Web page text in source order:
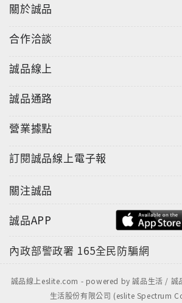
那沙啞的嗓音、精湛的吉他技巧讓這些
的唱片製作團隊，在他們的巧手錄製下
響上聽起來有種迷人的風韻。經典的歌
以及精緻的製作，讓這張專輯成為抒情
錯過的優質選擇！
關於誠品
合作洽談
誠品線上
誠品通路
營業據點
訂閱誠品線上電子報
關注誠品
誠品APP
內政部警政署 165全民防騙網
誠品線上eslite.com - powered by 誠品生活 / 誠
生活股份有限公司 (eslite Spectrum